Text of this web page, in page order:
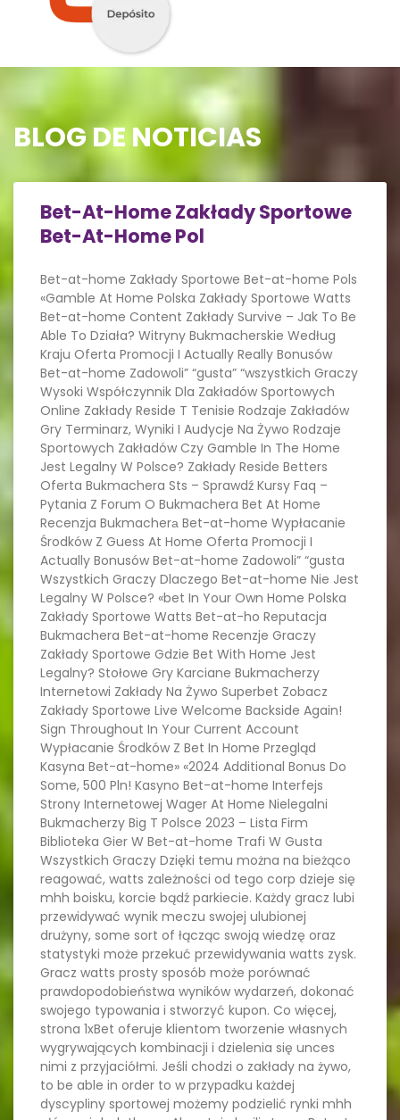
BLOG DE NOTICIAS
Bet-At-Home Zakłady Sportowe
Bet-At-Home Pol
Bet-at-home Zakłady Sportowe Bet-at-home Pols
«Gamble At Home Polska Zakłady Sportowe Watts
Bet-at-home Content Zakłady Survive – Jak To Be
Able To Działa? Witryny Bukmacherskie Według
Kraju Oferta Promocji I Actually Really Bonusów
Bet-at-home Zadowoli” “gusta” “wszystkich Graczy
Wysoki Współczynnik Dla Zakładów Sportowych
Online Zakłady Reside T Tenisie Rodzaje Zakładów
Gry Terminarz, Wyniki I Audycje Na Żywo Rodzaje
Sportowych Zakładów Czy Gamble In The Home
Jest Legalny W Polsce? Zakłady Reside Betters
Oferta Bukmachera Sts – Sprawdź Kursy Faq –
Pytania Z Forum O Bukmachera Bet At Home
Recenzja Bukmacherа Bet-at-home Wypłacanie
Środków Z Guess At Home Oferta Promocji I
Actually Bonusów Bet-at-home Zadowoli” “gusta
Wszystkich Graczy Dlaczego Bet-at-home Nie Jest
Legalny W Polsce? «bet In Your Own Home Polska
Zakłady Sportowe Watts Bet-at-ho Reputacja
Bukmachera Bet-at-home Recenzje Graczy
Zakłady Sportowe Gdzie Bet With Home Jest
Legalny? Stołowe Gry Karciane Bukmacherzy
Internetowi Zakłady Na Żywo Superbet Zobacz
Zakłady Sportowe Live Welcome Backside Again!
Sign Throughout In Your Current Account
Wypłacanie Środków Z Bet In Home Przegląd
Kasyna Bet-at-home» «2024 Additional Bonus Do
Some, 500 Pln! Kasyno Bet-at-home Interfejs
Strony Internetowej Wager At Home Nielegalni
Bukmacherzy Big T Polsce 2023 – Lista Firm
Biblioteka Gier W Bet-at-home Trafi W Gusta
Wszystkich Graczy Dzięki temu można na bieżąco
reagować, watts zależności od tego corp dzieje się
mhh boisku, korcie bądź parkiecie. Każdy gracz lubi
przewidywać wynik meczu swojej ulubionej
drużyny, some sort of łącząc swoją wiedzę oraz
statystyki może przekuć przewidywania watts zysk.
Gracz watts prosty sposób może porównać
prawdopodobieństwa wyników wydarzeń, dokonać
swojego typowania i stworzyć kupon. Co więcej,
strona 1xBet oferuje klientom tworzenie własnych
wygrywających kombinacji i dzielenia się unces
nimi z przyjaciółmi. Jeśli chodzi o zakłady na żywo,
to be able in order to w przypadku każdej
dyscypliny sportowej możemy podzielić rynki mhh